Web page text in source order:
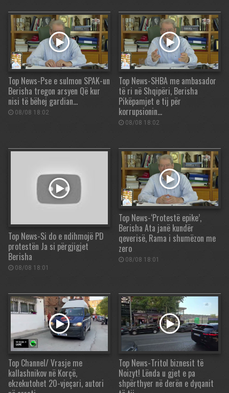
Top News-Pse e sulmon SPAK-un
Berisha tregon arsyen Që kur
nisi të bëhej gardian…
08/08 18:02
Top News-SHBA me ambasador
të ri në Shqipëri, Berisha
Pikëpamjet e tij për
korrupsionin…
08/08 18:02
Top News-Si do e ndihmojë PD
protestën Ja si përgjigjet
Berisha
08/08 18:01
Top News-‘Protestë epike’,
Berisha Ata janë kundër
qeverisë, Rama i shumëzon me
zero
08/08 18:01
Top Channel/ Vrasje me
kallashnikov në Korçë,
ekzekutohet 20-vjeçari, autori
Top News-Tritol biznesit të
Noizyt! Lënda u gjet e pa
shpërthyer në derën e dyqanit